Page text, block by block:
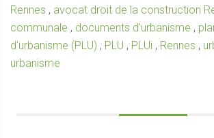
Rennes , avocat droit de la construction
communale , documents d'urbanisme ,
d'urbanisme (PLU) , PLU , PLUi , Rennes ,
urbanisme